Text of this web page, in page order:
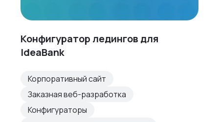
Конфигуратор ледингов для
IdeaBank
Корпоративный сайт
Заказная веб-разработка
Конфигураторы